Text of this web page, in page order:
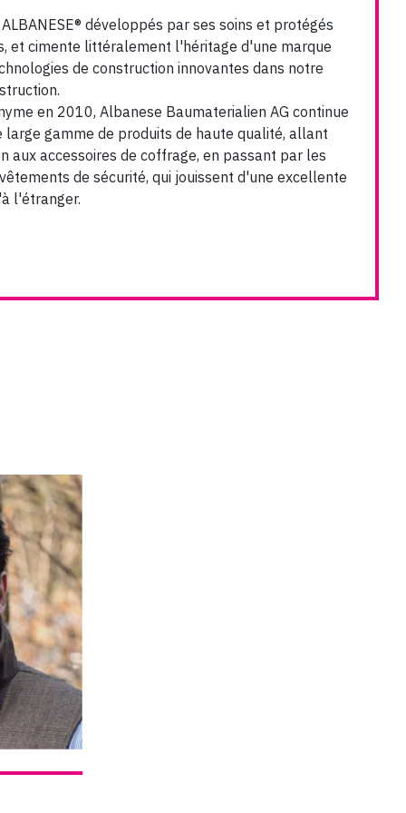
développés par ses soins et protégés
et cimente littéralement l'héritage d'une marque
de construction innovantes dans notre
en 2010, Albanese Baumaterialien AG continue
large gamme de produits de haute qualité, allant
aux accessoires de coffrage, en passant par les
de sécurité, qui jouissent d'une excellente
l'étranger.